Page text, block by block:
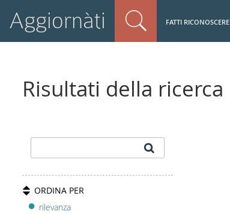
Aggiornàti FATTI RICONOSCERE
Risultati della ricerca
ORDINA PER
rilevanza